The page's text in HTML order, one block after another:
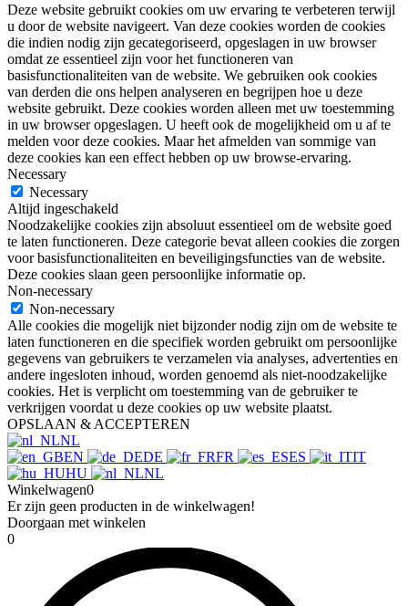
Deze website gebruikt cookies om uw ervaring te verbeteren terwijl
u door de website navigeert. Van deze cookies worden de cookies
die indien nodig zijn gecategoriseerd, opgeslagen in uw browser
omdat ze essentieel zijn voor het functioneren van
basisfunctionaliteiten van de website. We gebruiken ook cookies
van derden die ons helpen analyseren en begrijpen hoe u deze
website gebruikt. Deze cookies worden alleen met uw toestemming
in uw browser opgeslagen. U heeft ook de mogelijkheid om u af te
melden voor deze cookies. Maar het afmelden van sommige van
deze cookies kan een effect hebben op uw browse-ervaring.
Necessary
Necessary
Altijd ingeschakeld
Noodzakelijke cookies zijn absoluut essentieel om de website goed
te laten functioneren. Deze categorie bevat alleen cookies die zorgen
voor basisfunctionaliteiten en beveiligingsfuncties van de website.
Deze cookies slaan geen persoonlijke informatie op.
Non-necessary
Non-necessary
Alle cookies die mogelijk niet bijzonder nodig zijn om de website te
laten functioneren en die specifiek worden gebruikt om persoonlijke
gegevens van gebruikers te verzamelen via analyses, advertenties en
andere ingesloten inhoud, worden genoemd als niet-noodzakelijke
cookies. Het is verplicht om toestemming van de gebruiker te
verkrijgen voordat u deze cookies op uw website plaatst.
OPSLAAN & ACCEPTEREN
NL
EN
DE FR ES
IT
HU
NL
Winkelwagen0
Er zijn geen producten in de winkelwagen!
Doorgaan met winkelen
0